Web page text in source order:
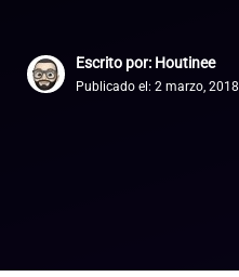
Escrito por: Houtinee
Publicado el: 2 marzo, 2018